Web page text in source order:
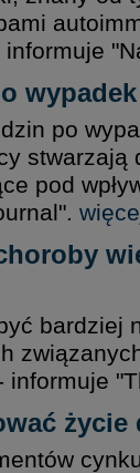
po
pod
bardziej
informuje
życie